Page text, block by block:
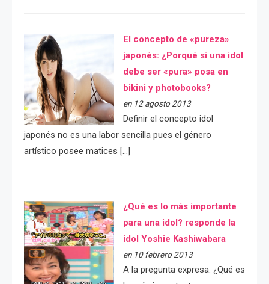
El concepto de «pureza»
japonés: ¿Porqué si una idol
debe ser «pura» posa en
bikini y photobooks?
en 12 agosto 2013
Definir el concepto idol
japonés no es una labor sencilla pues el género
artístico posee matices […]
¿Qué es lo más importante
para una idol? responde la
idol Yoshie Kashiwabara
en 10 febrero 2013
A la pregunta expresa: ¿Qué es